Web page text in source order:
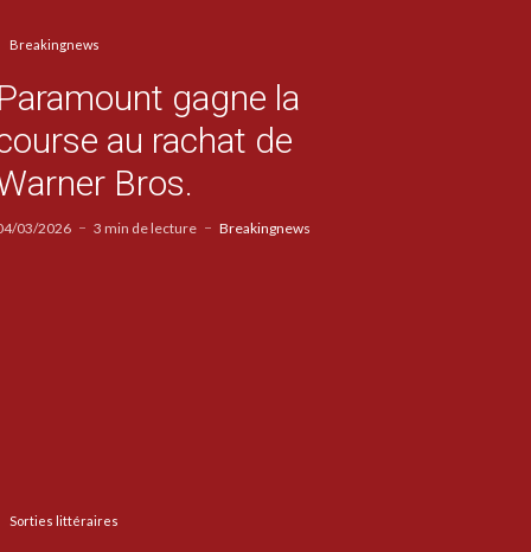
Breakingnews
gagne la
au rachat de
Bros.
03/2026 3 min de lecture Breakingnews
Sorties littéraires